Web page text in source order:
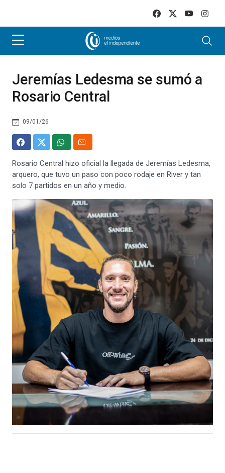
Jeremías Ledesma se sumó a
Rosario Central
09/01/26
Rosario Central hizo oficial la llegada de Jeremías Ledesma,
arquero, que tuvo un paso con poco rodaje en River y tan
solo 7 partidos en un año y medio.